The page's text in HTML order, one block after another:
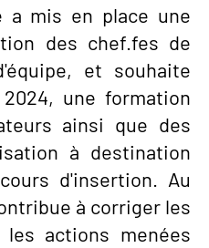
a mis en place une
des chef.fes de
et souhaite
une formation
ainsi que des
à destination
d'insertion. Au
à corriger les
actions menées